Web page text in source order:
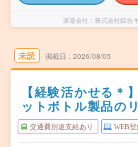
派遣会社 株式会社綜合
未読 掲載日 2026/08/05
【経験活かせる＊
ットボトル製品の
交通費別途支給あり WEB登